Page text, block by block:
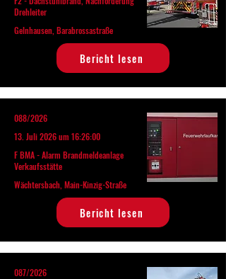
Drehleiter
Gelnhausen, Barabrossastraße
Bericht lesen
088/2026
13. Juli 2026 um 16:26:00
F BMA - Alarm Brandmeldeanlage
Verkaufsstätte
Wächtersbach, Main-Kinzig-Straße
Bericht lesen
087/2026